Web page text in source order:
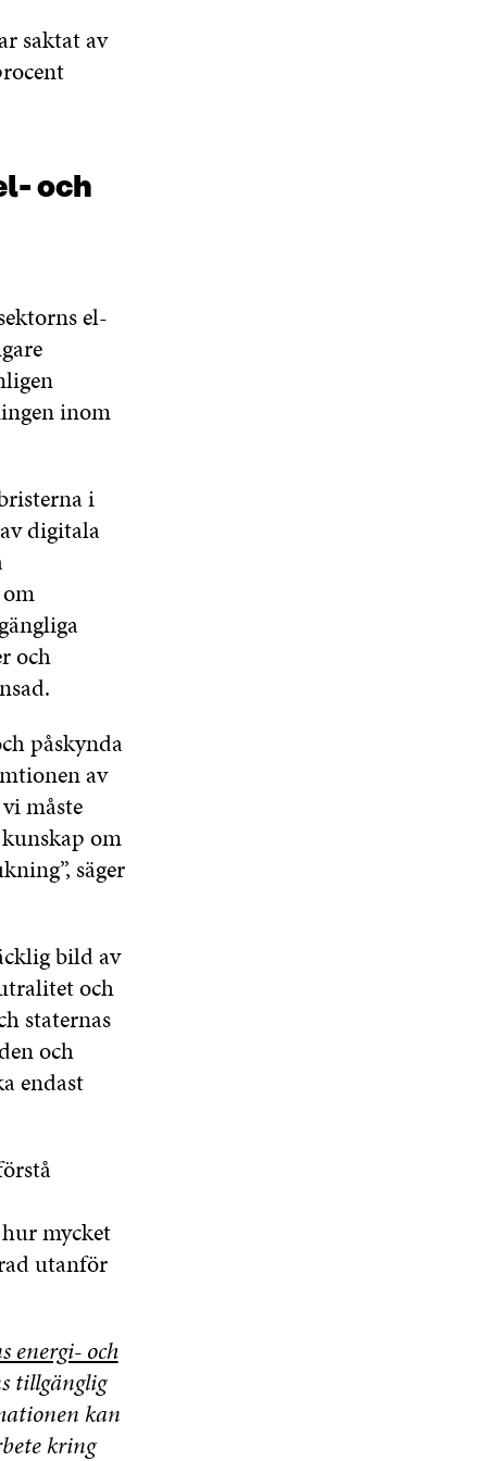
saktat av
och
el-
inom
i
digitala
och
påskynda
av
måste
om
säger
bild av
och
staternas
och
endast
mycket
utanför
energi- och
tillgänglig
kan
kring